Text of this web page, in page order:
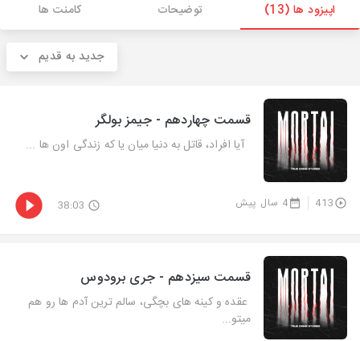
اپیزود ها (13)
توضیحات کامنت ها
جدید به قدیم
قسمت چهاردهم - جیمز بولگر
آیا افراد، قاتل به دنیا میان یا که زندگی اون ها ...
413 4 سال پیش 38:03
قسمت سیزدهم - جری برودوس
عقده و کینه های بچگی، سالم ترین آدم ها رو هم
میتو...